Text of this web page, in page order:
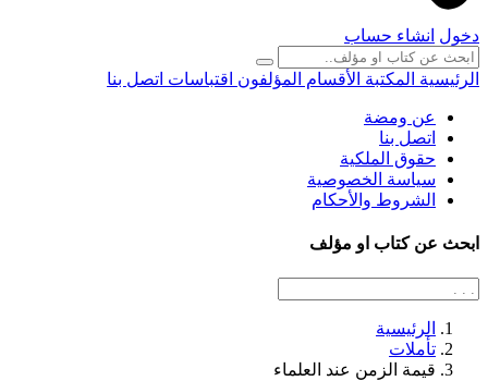
دخول انشاء حساب
الرئيسية المكتبة الأقسام المؤلفون اقتباسات اتصل بنا
عن ومضة
اتصل بنا
حقوق الملكية
سياسة الخصوصية
الشروط والأحكام
ابحث عن كتاب او مؤلف
الرئيسية
تأملات
قيمة الزمن عند العلماء